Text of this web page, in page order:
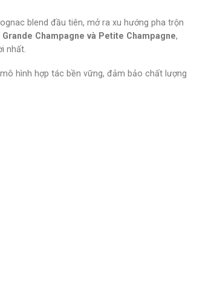
blend đầu tiên, mở ra xu hướng pha trộn
Grande Champagne và Petite Champagne,
nhất.
hình hợp tác bền vững, đảm bảo chất lượng